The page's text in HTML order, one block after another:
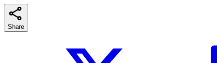
Share